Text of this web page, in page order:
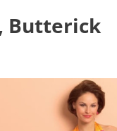
Butterick